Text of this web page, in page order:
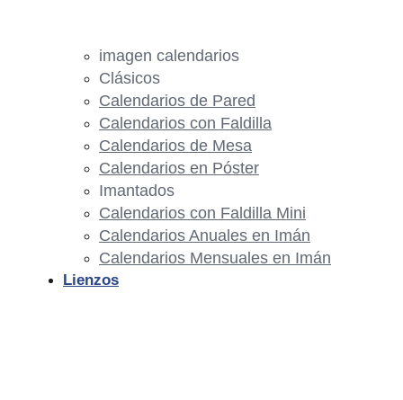
imagen calendarios
Clásicos
Calendarios de Pared
Calendarios con Faldilla
Calendarios de Mesa
Calendarios en Póster
Imantados
Calendarios con Faldilla Mini
Calendarios Anuales en Imán
Calendarios Mensuales en Imán
Lienzos